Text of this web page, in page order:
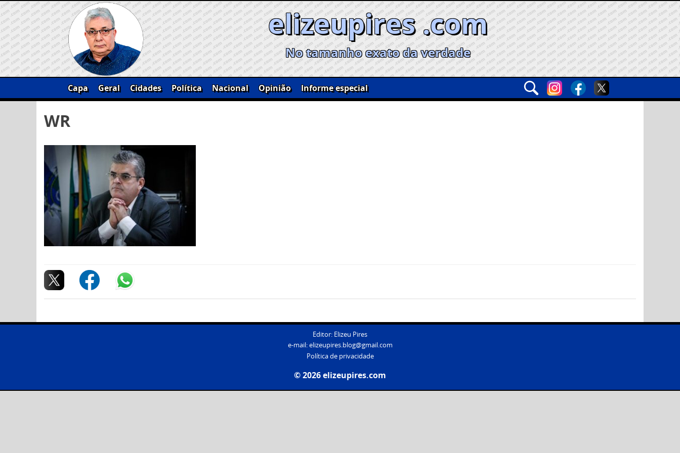
Skip
to
content
elizeupires .com
No tamanho exato da verdade
Capa Geral Cidades Política Nacional Opinião
Informe especial
por:
WR
Editor: Elizeu Pires
e-mail:elizeupires.blog@gmail.com
Política de privacidade
© 2026 elizeupires.com